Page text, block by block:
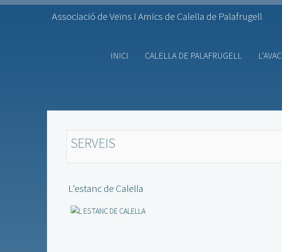
Associació de Veïns i Amics de Calella de Palafrugell
INICI CALELLA DE PALAFRUGELL L'AVAC
SERVEIS
L'estanc de Calella